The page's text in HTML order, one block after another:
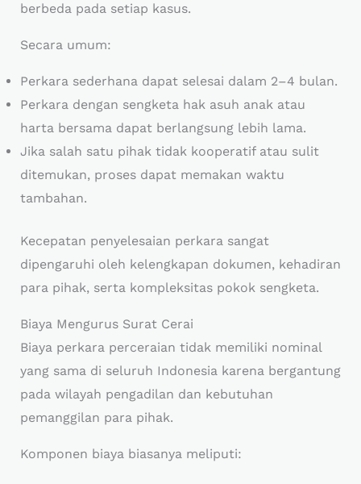
berbeda pada setiap kasus.
Secara umum:
Perkara sederhana dapat selesai dalam 2–4 bulan.
Perkara dengan sengketa hak asuh anak atau
harta bersama dapat berlangsung lebih lama.
Jika salah satu pihak tidak kooperatif atau sulit
ditemukan, proses dapat memakan waktu
tambahan.
Kecepatan penyelesaian perkara sangat
dipengaruhi oleh kelengkapan dokumen, kehadiran
para pihak, serta kompleksitas pokok sengketa.
Biaya Mengurus Surat Cerai
Biaya perkara perceraian tidak memiliki nominal
yang sama di seluruh Indonesia karena bergantung
pada wilayah pengadilan dan kebutuhan
pemanggilan para pihak.
Komponen biaya biasanya meliputi: